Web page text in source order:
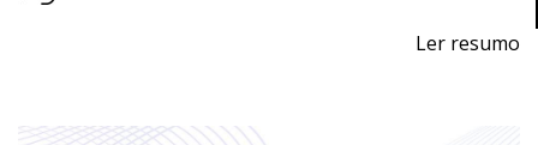
Ler resumo
Metalmecánica